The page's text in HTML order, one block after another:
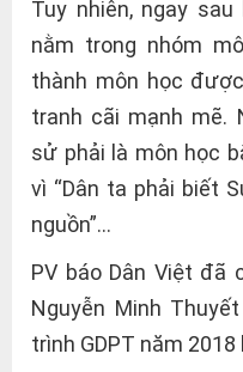
Tuy nhiên, ngay
nằm trong nhóm
thành môn học
tranh cãi mạnh mẽ.
sử phải là môn học
vì “Dân ta phải biết
nguồn”…
PV báo Dân Việt đã
Nguyễn Minh
trình GDPT năm